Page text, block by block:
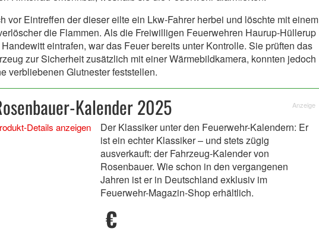
vor Eintreffen der dieser eilte ein Lkw-Fahrer herbei und löschte mit einem
die Flammen. Als die Freiwilligen Feuerwehren Haurup-Hüllerup
eintrafen, war das Feuer bereits unter Kontrolle. Sie prüften das
zur Sicherheit zusätzlich mit einer Wärmebildkamera, konnten jedoch
verbliebenen Glutnester feststellen.
Kalender 2025 Anzeige
Details anzeigen
Der Klassiker unter den Feuerwehr-Kalendern: Er
ist ein echter Klassiker – und stets zügig
ausverkauft: der Fahrzeug-Kalender von
Rosenbauer. Wie schon in den vergangenen
Jahren ist er in Deutschland exklusiv im
Feuerwehr-Magazin-Shop erhältlich.
€